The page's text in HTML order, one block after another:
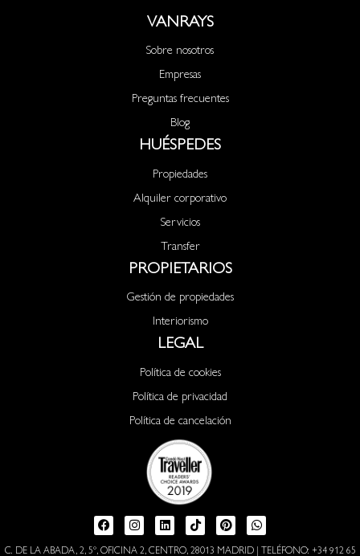
VANRAYS
Sobre nosotros
Empresas
Preguntas frecuentes
Blog
HUÉSPEDES
Propiedades
Alquiler corporativo
Servicios
Transfer
PROPIETARIOS
Gestión de propiedades
Interiorismo
LEGAL
Política de cookies
Política de privacidad
Política de cancelación
C. DE LA ABADA, 2, 5º, OFICINA 2, CENTRO, 28013 MADRID | TELÉFONO: +34 912 65